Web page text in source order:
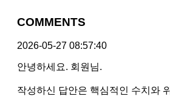
COMMENTS
2026-05-27 08:57:40
안녕하세요. 회원님.
작성하신 답안은 핵심적인 수치와